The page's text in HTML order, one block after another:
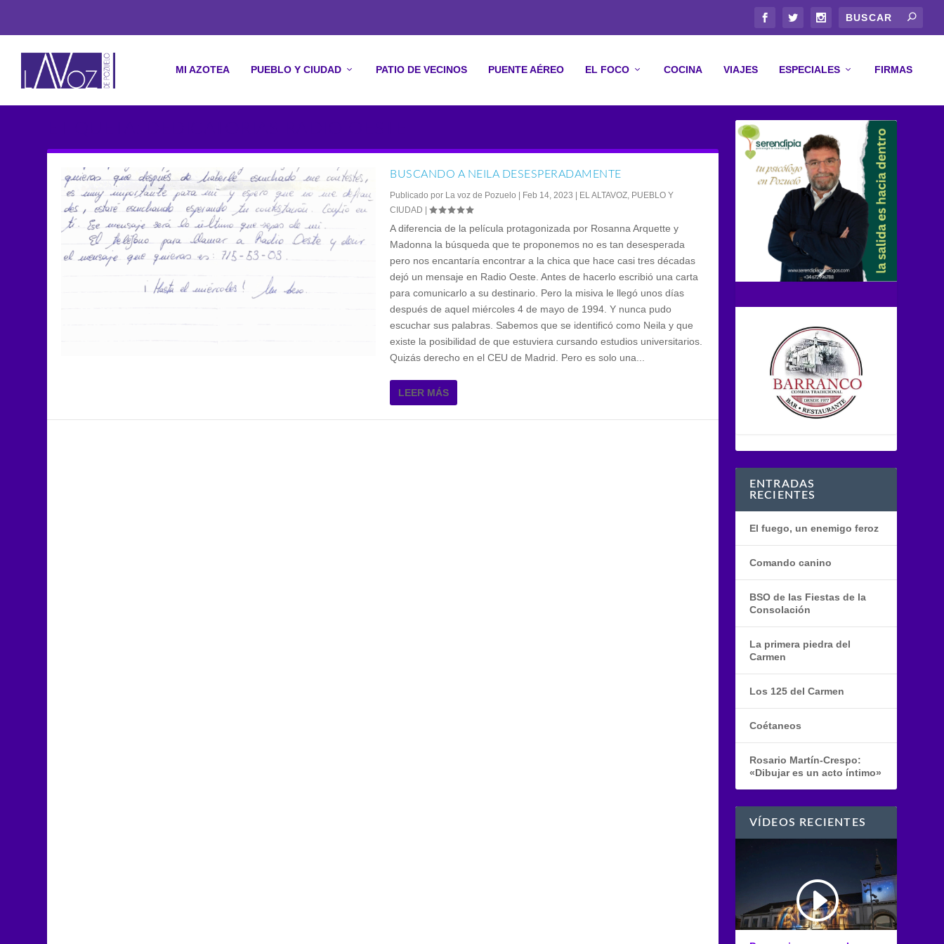
MI AZOTEA PUEBLO Y CIUDAD PATIO DE VECINOS PUENTE AÉREO EL FOCO COCINA VIAJES ESPECIALES FIRMAS
BUSCANDO A NEILA DESESPERADAMENTE
Publicado por La voz de Pozuelo Feb 14, 2023 EL ALTAVOZ, PUEBLO Y
CIUDAD |
A diferencia de la película protagonizada por Rosanna Arquette y
Madonna la búsqueda que te proponemos no es tan desesperada
pero nos encantaría encontrar a la chica que hace casi tres décadas
dejó un mensaje en Radio Oeste. Antes de hacerlo escribió una carta
para comunicarlo a su destinario. Pero la misiva le llegó unos días
después de aquel miércoles 4 de mayo de 1994. Y nunca pudo
escuchar sus palabras. Sabemos que se identificó como Neila y que
existe la posibilidad de que estuviera cursando estudios universitarios.
Quizás derecho en el CEU de Madrid. Pero es solo una...
LEER MÁS
ENTRADAS
RECIENTES
El fuego, un enemigo feroz
Comando canino
BSO de las Fiestas de la
Consolación
La primera piedra del
Carmen
Los 125 del Carmen
Coétaneos
Rosario Martín-Crespo:
«Dibujar es un acto íntimo»
VÍDEOS RECIENTES